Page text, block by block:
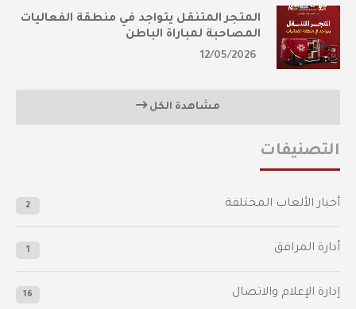
المتجر المتنقل يتواجد في منطقة الفعاليات
المصاحبة لمباراة الباطن
12/05/2026
مشاهدة الكل
التصنيفات
أخبار الألعاب المختلفة 2
أدارة المرافق 1
إدارة الإعلام والاتصال 16